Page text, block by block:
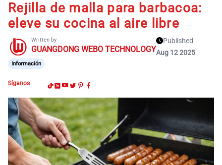
Rejilla de malla para barbacoa:
eleve su cocina al aire libre
Written by
GUANGDONG WEBO TECHNOLOGY
Published
Aug 12 2025
Información
Síganos